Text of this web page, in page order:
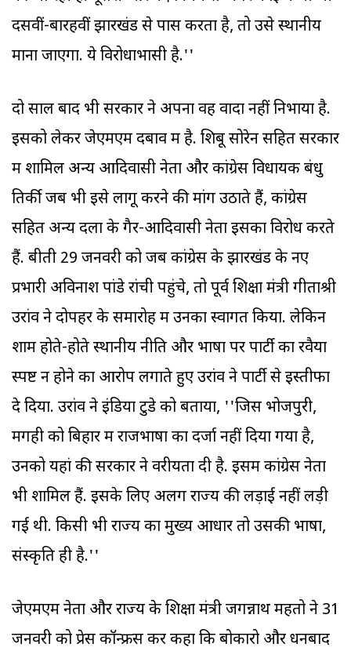
दसवीं-बारहवीं झारखंड से पास करता है, तो उसे स्थानीय
माना जाएगा. ये विरोधाभासी है.''
दो साल बाद भी सरकार ने अपना वह वादा नहीं निभाया है.
इसको लेकर जेएमएम दबाव में है. शिबू सोरेन सहित सरकार
में शामिल अन्य आदिवासी नेता और कांग्रेस विधायक बंधु
तिर्की जब भी इसे लागू करने की मांग उठाते हैं, कांग्रेस
सहित अन्य दलों के गैर-आदिवासी नेता इसका विरोध करते
हैं. बीती 29 जनवरी को जब कांग्रेस के झारखंड के नए
प्रभारी अविनाश पांडे रांची पहुंचे, तो पूर्व शिक्षा मंत्री गीताश्री
उरांव ने दोपहर के समारोह में उनका स्वागत किया. लेकिन
शाम होते-होते स्थानीय नीति और भाषा पर पार्टी का रवैया
स्पष्ट न होने का आरोप लगाते हुए उरांव ने पार्टी से इस्तीफा
दे दिया. उरांव ने इंडिया टुडे को बताया, ''जिस भोजपुरी,
मगही को बिहार में राजभाषा का दर्जा नहीं दिया गया है,
उनको यहां की सरकार ने वरीयता दी है. इसमें कांग्रेस नेता
भी शामिल हैं. इसके लिए अलग राज्य की लड़ाई नहीं लड़ी
गई थी. किसी भी राज्य का मुख्य आधार तो उसकी भाषा,
संस्कृति ही है.''
जेएमएम नेता और राज्य के शिक्षा मंत्री जगन्नाथ महतो ने 31
जनवरी को प्रेस कॉन्फ्रेंस कर कहा कि बोकारो और धनबाद